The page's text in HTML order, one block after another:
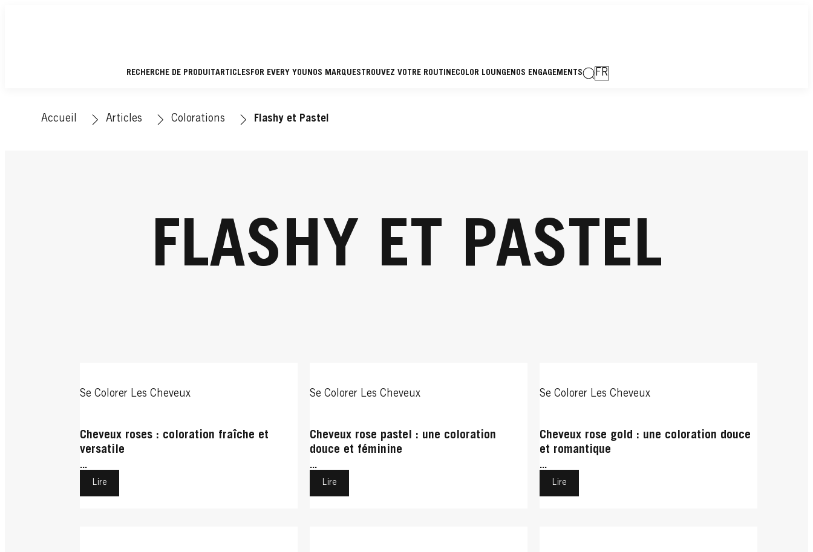
RECHERCHE DE PRODUIT ARTICLESFOR EVERY YOUNOS MARQUES TROUVEZ VOTRE ROUTINECOLOR LOUNGENOS ENGAGEMENTS FR
Accueil Articles Colorations Flashy et Pastel
FLASHY ET PASTEL
Se Colorer Les Cheveux
Cheveux roses : coloration fraîche et
versatile
...
Lire
Se Colorer Les Cheveux
Cheveux rose pastel : une coloration
douce et féminine
...
Lire
Se Colorer Les Cheveux
Cheveux rose gold : une coloration douce
et romantique
...
Lire